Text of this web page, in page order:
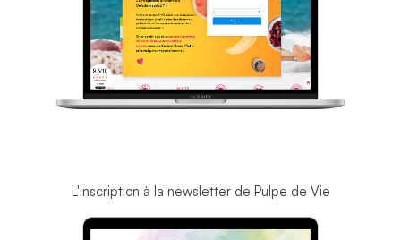
L'inscription à la newsletter de Pulpe de Vie